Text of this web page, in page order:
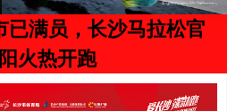
已满员，长沙马拉松官
火热开跑